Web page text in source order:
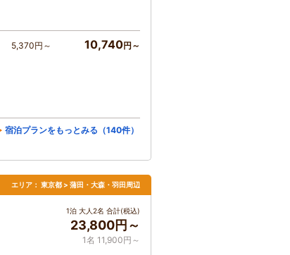
5,370円～ 10,740円～
宿泊プランをもっとみる（140件）
エリア： 東京都 > 蒲田・大森・羽田周辺
1泊 大人2名 合計(税込)
23,800円～
1名 11,900円～